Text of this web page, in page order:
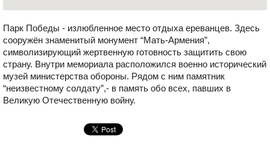
Парк Победы - излюбленное место отдыха ереванцев. Здесь
сооружён знаменитый монумент “Мать-Армения”,
символизирующий жертвенную готовность защитить свою
страну. Внутри мемориала расположился военно исторический
музей министерства обороны. Рядом с ним памятник
“неизвестному солдату”,- в память обо всех, павших в
Великую Отечественную войну.